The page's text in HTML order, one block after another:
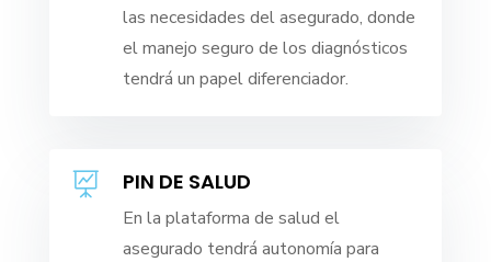
las necesidades del asegurado, donde
el manejo seguro de los diagnósticos
tendrá un papel diferenciador.
 PIN DE SALUD
En la plataforma de salud el
asegurado tendrá autonomía para